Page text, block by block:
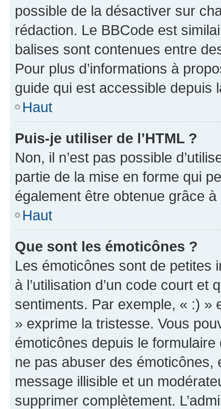
possible de la désactiver sur
rédaction. Le BBCode est
balises sont contenues entre
Pour plus d’informations à
guide qui est accessible depuis
Haut
Puis-je utiliser de l’HTML ?
Non, il n’est pas possible
partie de la mise en forme qui
également être obtenue grâce à
Haut
Que sont les émoticônes ?
Les émoticônes sont de petites
à l’utilisation d’un code court et
sentiments. Par exemple, « :) »
» exprime la tristesse. Vous
émoticônes depuis le
ne pas abuser des
message illisible et un
supprimer complètement.